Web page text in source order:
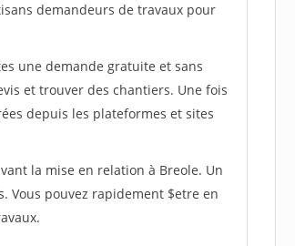
demandeurs de travaux pour
une demande gratuite et sans
et trouver des chantiers. Une fois
depuis les plateformes et sites
la mise en relation à Breole. Un
Vous pouvez rapidement $etre en